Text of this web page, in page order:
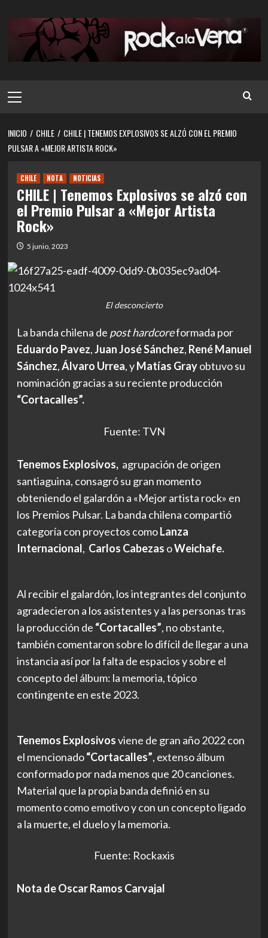
contenido
principal
INICIO CHILE
CHILE | TENEMOS EXPLOSIVOS SE ALZÓ CON EL PREMIO
PULSAR A «MEJOR ARTISTA ROCK»
CHILE NOTA NOTICIAS
CHILE | Tenemos Explosivos se alzó con
el Premio Pulsar a «Mejor Artista
Rock»
5 junio, 2023
El desconcierto
La banda chilena de post hardcoreformada por
Eduardo Pavez,Juan José Sánchez, René Manuel
Sánchez,Álvaro Urrea, yMatías Grayobtuvo su
nominación gracias a su reciente producción
“Cortacalles”.
Fuente: TVN
Tenemos Explosivos, agrupación de origen
santiaguina, consagró su gran momento
obteniendo el galardón a «Mejor artista rock» en
los Premios Pulsar. La banda chilena compartió
categoría con proyectos comoLanza
Internacional, Carlos Cabezas oWeichafe.
Al recibir el galardón, los integrantes del conjunto
agradecieron a los asistentes y a las personas tras
la producción de “Cortacalles”, no obstante,
también comentaron sobre lo difícil de llegar a una
instancia así por la falta de espacios y sobre el
concepto del álbum: la memoria, tópico
contingente en este 2023.
Tenemos Explosivosviene de gran año 2022 con
el mencionado“Cortacalles”, extenso álbum
conformado por nada menos que 20 canciones.
Material que la propia banda definió en su
momento como emotivo y con un concepto ligado
a la muerte, el duelo y la memoria.
Fuente: Rockaxis
Nota de Oscar Ramos Carvajal